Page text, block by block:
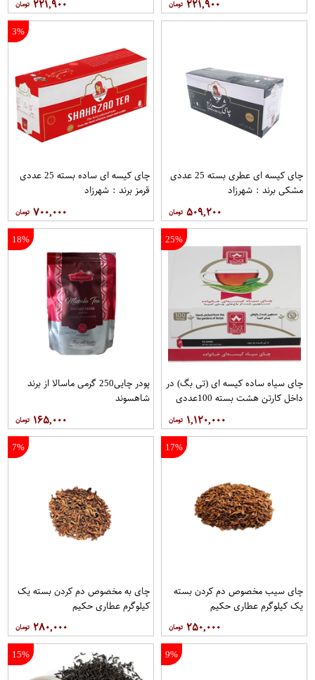
۲۲۱,۹۰۰ ۲۲۱,۹۰۰
چای کیسه ای عطری بسته 25 عددی
مشکی برند : شهرزاد
۵۰۹,۲۰۰
3%
چای کیسه ای ساده بسته 25 عددی
قرمز برند : شهرزاد
۷۰۰,۰۰۰
25%
چای سیاه ساده کیسه ای (تی بگ) در
داخل کارتن هشت بسته 100عددی
۱,۱۲۰,۰۰۰
18%
پودر چایی250 گرمی ماسالا از برند
شاهسوند
۱۶۵,۰۰۰
17%
چای سیب مخصوص دم کردن بسته
یک کیلوگرم عطاری حکیم
۲۵۰,۰۰۰
7%
چای به مخصوص دم کردن بسته یک
کیلوگرم عطاری حکیم
۲۸۰,۰۰۰
9%
15%